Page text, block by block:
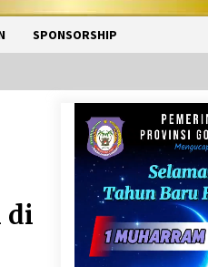
SPONSORSHIP
di